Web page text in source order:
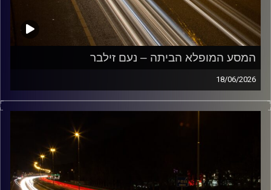
המסע המופלא הביתה – נעם זילבר
18/06/2026
מוזיקה שתלווה אותנו אחרי יום עבודה ארוך ותחזיר אותנו
הביתה בשלום נעם זילבר
קרדיט תמונות: